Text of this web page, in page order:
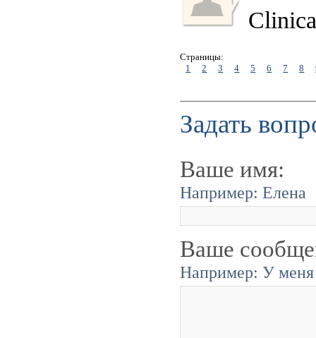
Страницы:
1
2 3 4 5 6 7 8
Задать
Ваше имя:
Например: Елена
Ваше
Например: У меня